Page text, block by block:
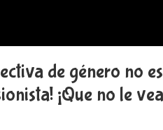
de género no
¡Que no le